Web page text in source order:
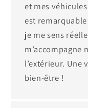
et mes
est
je me sens
m’accompagne
l’extérieur.
bien-être !